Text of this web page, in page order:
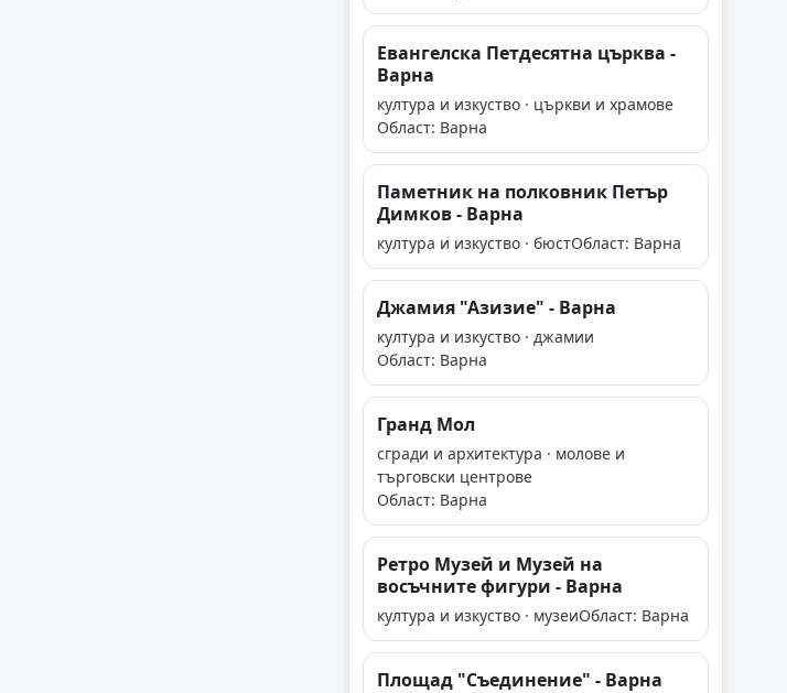
Евангелска Петдесятна църква -
Варна
култура и изкуство · църкви и храмове
Област: Варна
Паметник на полковник Петър
Димков - Варна
култура и изкуство · бюстОбласт: Варна
Джамия "Азизие" - Варна
култура и изкуство · джамии
Област: Варна
Гранд Мол
сгради и архитектура · молове и
търговски центрове
Област: Варна
Ретро Музей и Музей на
восъчните фигури - Варна
култура и изкуство · музеиОбласт: Варна
Площад "Съединение" - Варна